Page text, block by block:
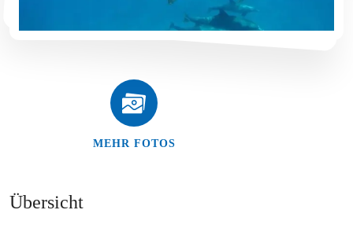
MEHR FOTOS
Übersicht